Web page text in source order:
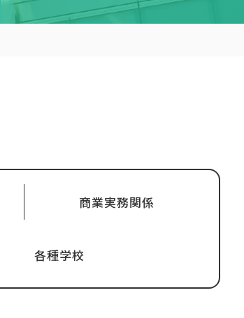
商業実務関係
各種学校